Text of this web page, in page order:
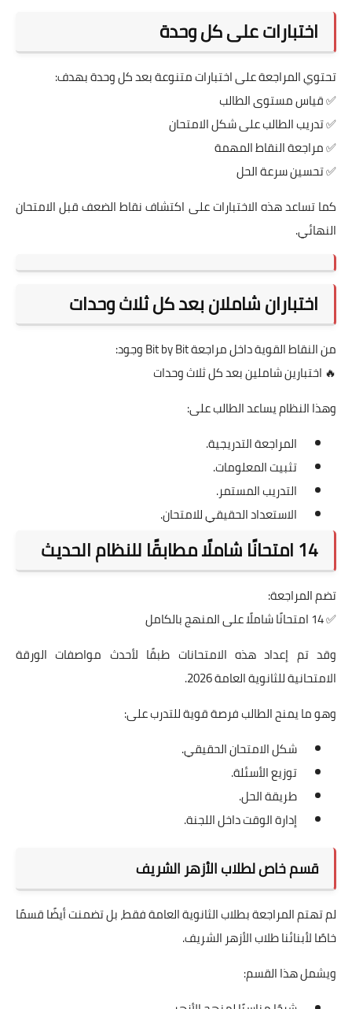
اختبارات على كل وحدة
تحتوي المراجعة على اختبارات متنوعة بعد كل وحدة بهدف:
✅ قياس مستوى الطالب
✅ تدريب الطالب على شكل الامتحان
✅ مراجعة النقاط المهمة
✅ تحسين سرعة الحل
كما تساعد هذه الاختبارات على اكتشاف نقاط الضعف قبل الامتحان
النهائي.
اختباران شاملان بعد كل ثلاث وحدات
من النقاط القوية داخل مراجعة Bit by Bit وجود:
🔥 اختبارين شاملين بعد كل ثلاث وحدات
وهذا النظام يساعد الطالب على:
المراجعة التدريجية.
تثبيت المعلومات.
التدريب المستمر.
الاستعداد الحقيقي للامتحان.
14 امتحانًا شاملًا مطابقًا للنظام الحديث
تضم المراجعة:
✅ 14 امتحانًا شاملًا على المنهج بالكامل
وقد تم إعداد هذه الامتحانات طبقًا لأحدث مواصفات الورقة
الامتحانية للثانوية العامة 2026.
وهو ما يمنح الطالب فرصة قوية للتدرب على:
شكل الامتحان الحقيقي.
توزيع الأسئلة.
طريقة الحل.
إدارة الوقت داخل اللجنة.
قسم خاص لطلاب الأزهر الشريف
لم تهتم المراجعة بطلاب الثانوية العامة فقط، بل تضمنت أيضًا قسمًا
خاصًا لأبنائنا طلاب الأزهر الشريف.
ويشمل هذا القسم: